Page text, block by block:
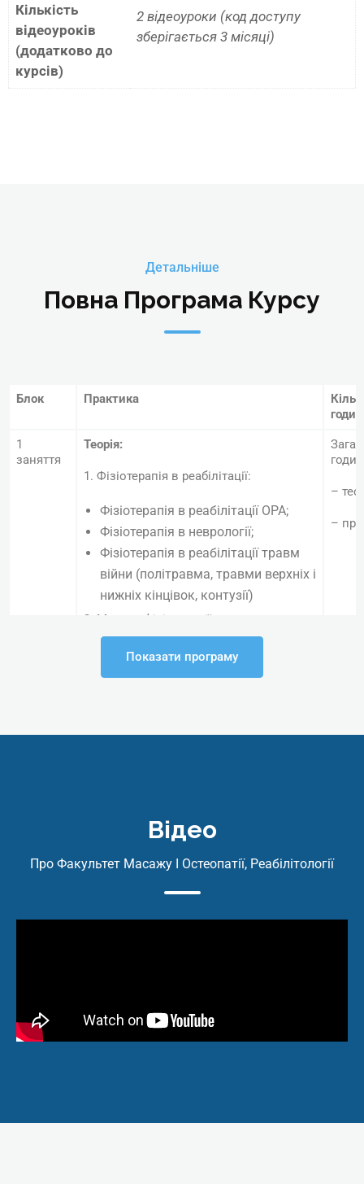
Кількість
відеоуроків
(додатково до
курсів)
2 відеоуроки (код доступу
зберігається 3 місяці)
Детальніше
Повна Програма Курсу
Блок Практика
годин
1
заняття
Теорія:
1. Фізіотерапія в реабілітації:
Фізіотерапія в реабілітації ОРА;
Фізіотерапія в неврології;
Фізіотерапія в реабілітації травм
війни (політравма, травми верхніх і
нижніх кінцівок, контузії)
2. Методи фізіотерапії:
Ударно-хвильова терапія.
Механізм дії. Покази та
Міостимуляція. Механізм дії.
Покази та протипоказання.
Протокол виконання;
Дарсонвалізація. Механізм дії.
Покази та протипоказання.
Практика:
–
–
Показати програму
Відео
Про Факультет Масажу І Остеопатії, Реабілітології